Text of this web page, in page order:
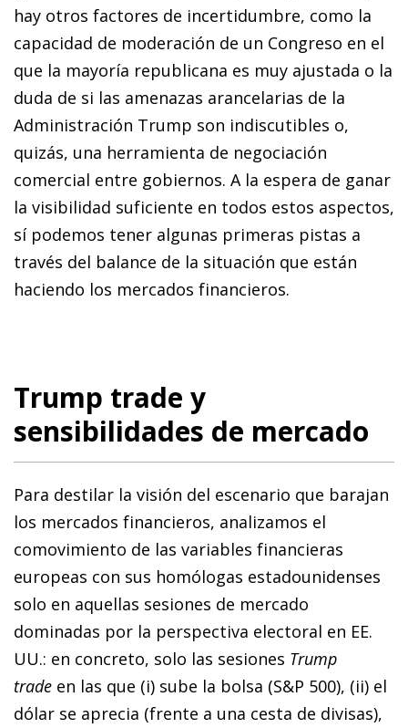
hay otros factores de incertidumbre, como la
capacidad de moderación de un Congreso en el
que la mayoría republicana es muy ajustada o la
duda de si las amenazas arancelarias de la
Administración Trump son indiscutibles o,
quizás, una herramienta de negociación
comercial entre gobiernos. A la espera de ganar
la visibilidad suficiente en todos estos aspectos,
sí podemos tener algunas primeras pistas a
través del balance de la situación que están
haciendo los mercados financieros.
Trump trade y
sensibilidades de mercado
Para destilar la visión del escenario que barajan
los mercados financieros, analizamos el
comovimiento de las variables financieras
europeas con sus homólogas estadounidenses
solo en aquellas sesiones de mercado
dominadas por la perspectiva electoral en EE.
UU.: en concreto, solo las sesiones Trump
trade en las que (i) sube la bolsa (S&P 500), (ii) el
dólar se aprecia (frente a una cesta de divisas),